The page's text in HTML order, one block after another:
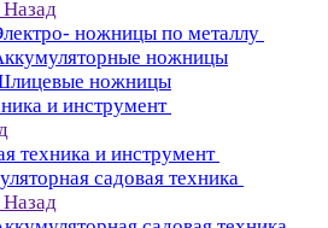
Назад
ножницы по металлу
ножницы
ножницы
и инструмент
техника и инструмент
садовая техника
Назад